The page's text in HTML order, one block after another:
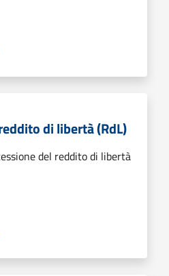
di libertà (RdL)
del reddito di libertà